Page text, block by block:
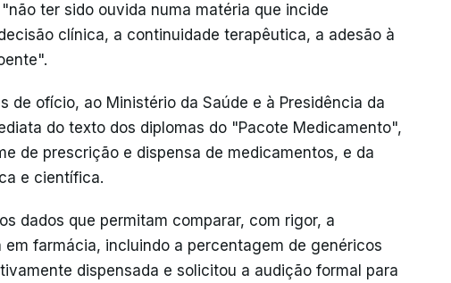
ter sido ouvida numa matéria que incide
clínica, a continuidade terapêutica, a adesão à
de ofício, ao Ministério da Saúde e à Presidência da
do texto dos diplomas do "Pacote Medicamento",
de prescrição e dispensa de medicamentos, e da
e científica.
dados que permitam comparar, com rigor, a
farmácia, incluindo a percentagem de genéricos
dispensada e solicitou a audição formal para